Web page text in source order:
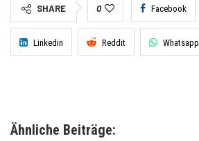
SHARE 0 Facebook
Linkedin Reddit Whatsapp
Ähnliche Beiträge: